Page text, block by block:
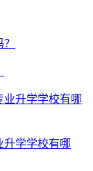
升学学校有哪